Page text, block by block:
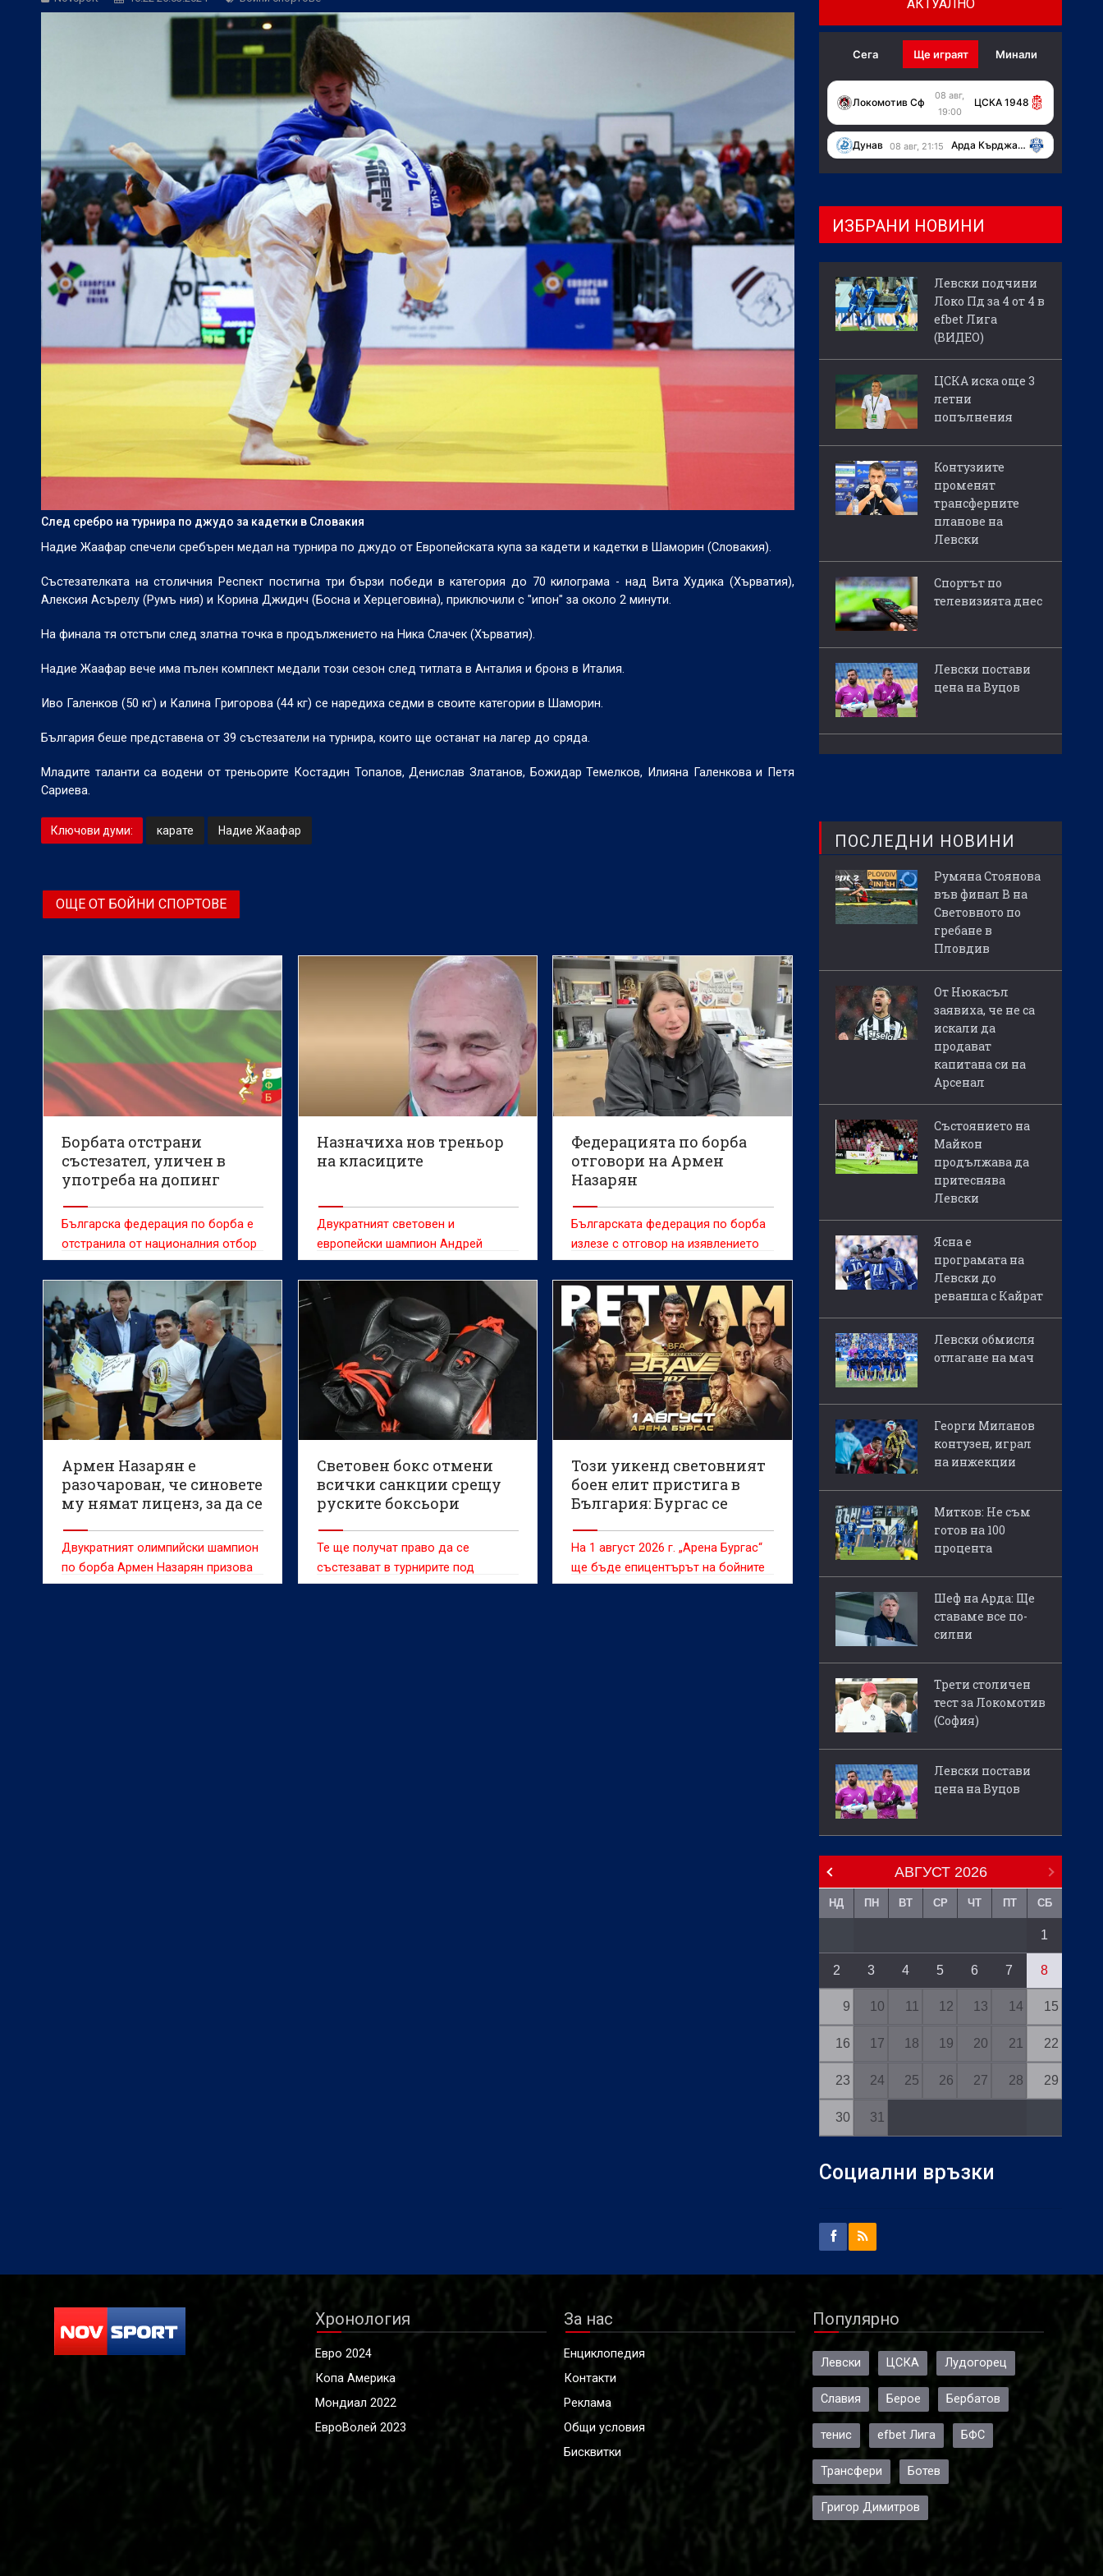
БГ Футбол:ЦСКА иска още 3 летни попълнения
Контузиите променят трансферните планове на Левски
След сребро на турнира по джудо за кадетки в Словакия
Надие Жаафар спечели сребърен медал на турнира по джудо от Европейската купа за кадети и кадетки в Шаморин (Словакия).
Състезателката на столичния Респект постигна три бързи победи в категория до 70 килограма - над Вита Худика (Хърватия),
Алексия Асърелу (Румъ ния) и Корина Джидич (Босна и Херцеговина), приключили с "ипон" за около 2 минути.
На финала тя отстъпи след златна точка в продължението на Ника Слачек (Хърватия).
Надие Жаафар вече има пълен комплект медали този сезон след титлата в Анталия и бронз в Италия.
Иво Галенков (50 кг) и Калина Григорова (44 кг) се наредиха седми в своите категории в Шаморин.
България беше представена от 39 състезатели на турнира, които ще останат на лагер до сряда.
Младите таланти са водени от треньорите Костадин Топалов, Денислав Златанов, Божидар Темелков, Илияна Галенкова и Петя
Сариева.
Ключови думи: карате Надие Жаафар
ОЩЕ ОТ БОЙНИ СПОРТОВЕ
Борбата отстрани
състезател, уличен в
употреба на допинг
Българска федерация по борба е
отстранила от националния отбор
в класически стил състезател,
уличен в употребата на допинг,
съобщават от организацията.
Назначиха нов треньор
на класиците
Двукратният световен и
европейски шампион Андрей
Димитров е избран за старши
треньор на националния отбор по
борба в класическия стил,
съобщават от БФБорба.
Федерацията по борба
отговори на Армен
Назарян
Българската федерация по борба
излезе с отговор на изявлението
на двукратния олимпийски
шампион Армен Назарян от по-
рано днес по отношение на
лиценза на синовете му Едмонд и
Гриша за участие в международни
турнири.
Армен Назарян е
разочарован, че синовете
му нямат лиценз, за да се
Двукратният олимпийски шампион
по борба Армен Назарян призова
Българската федерация по борба
Световен бокс отмени
всички санкции срещу
руските боксьори
Те ще получат право да се
състезават в турнирите под
егидата на признатата от
Този уикенд световният
боен елит пристига в
България: Бургас се
BRAVE CF 107!
На 1 август 2026 г. „Арена Бургас“
ще бъде епицентърът на бойните
спортове в Европа
АКТУАЛНО
Сега Ще играят Минали
Локомотив Сф
08 авг,
19:00
ЦСКА 1948
Дунав 08 авг, 21:15 Арда Кърджали
ИЗБРАНИ НОВИНИ
Левски подчини
Локо Пд за 4 от 4 в
efbet Лига
(ВИДЕО)
ЦСКА иска още 3
летни
попълнения
Контузиите
променят
трансферните
планове на
Левски
Спортът по
телевизията днес
Левски постави
цена на Вуцов
ПОСЛЕДНИ НОВИНИ
Румяна Стоянова
във финал B на
Световното по
гребане в
Пловдив
От Нюкасъл
заявиха, че не са
искали да
продават
капитана си на
Арсенал
Състоянието на
Майкон
продължава да
притеснява
Левски
Ясна е
програмата на
Левски до
реванша с Кайрат
Левски обмисля
отлагане на мач
Георги Миланов
контузен, играл
на инжекции
Митков: Не съм
готов на 100
процента
Шеф на Арда: Ще
ставаме все по-
силни
Трети столичен
тест за Локомотив
(София)
Левски постави
цена на Вуцов
АВГУСТ 2026
НД ПН ВТ СР ЧТ ПТ СБ
1
2 3 4 5 6 7 8
9 10 11 12 13 14 15
16 17 18 19 20 21 22
23 24 25 26 27 28 29
30 31
Социални връзки
Хронология
Евро 2024
Копа Америка
Мондиал 2022
ЕвроВолей 2023
За нас
Енциклопедия
Контакти
Реклама
Общи условия
Бисквитки
Популярно
Левски ЦСКА Лудогорец
Славия Берое Бербатов
тенис efbet Лига БФС
Трансфери Ботев
Григор Димитров